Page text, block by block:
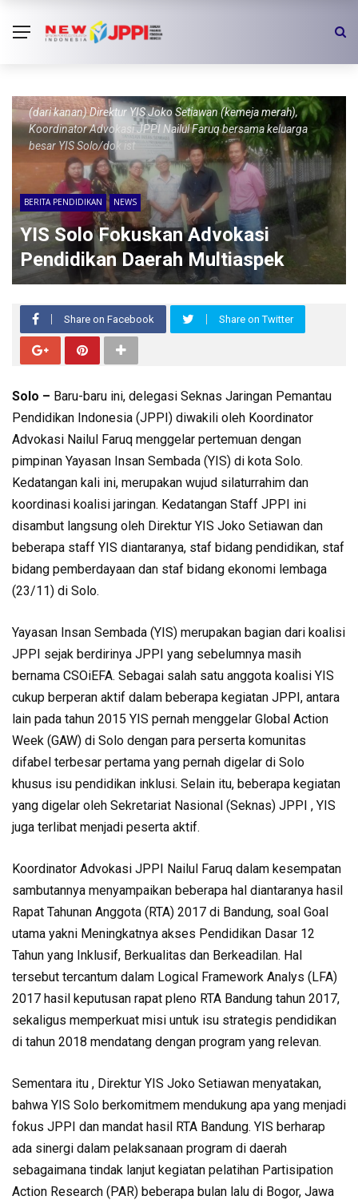
(dari kanan) Direktur YIS Joko Setiawan (kemeja merah),
Koordinator Advokasi JPPI Nailul Faruq bersama keluarga
besar YIS Solo/dok ist
BERITA PENDIDIKAN NEWS
YIS Solo Fokuskan Advokasi
Pendidikan Daerah Multiaspek
Share on Facebook Share on Twitter
Solo – Baru-baru ini, delegasi Seknas Jaringan Pemantau
Pendidikan Indonesia (JPPI) diwakili oleh Koordinator
Advokasi Nailul Faruq menggelar pertemuan dengan
pimpinan Yayasan Insan Sembada (YIS) di kota Solo.
Kedatangan kali ini, merupakan wujud silaturrahim dan
koordinasi koalisi jaringan. Kedatangan Staff JPPI ini
disambut langsung oleh Direktur YIS Joko Setiawan dan
beberapa staff YIS diantaranya, staf bidang pendidikan, staf
bidang pemberdayaan dan staf bidang ekonomi lembaga
(23/11) di Solo.
Yayasan Insan Sembada (YIS) merupakan bagian dari koalisi
JPPI sejak berdirinya JPPI yang sebelumnya masih
bernama CSOiEFA. Sebagai salah satu anggota koalisi YIS
cukup berperan aktif dalam beberapa kegiatan JPPI, antara
lain pada tahun 2015 YIS pernah menggelar Global Action
Week (GAW) di Solo dengan para perserta komunitas
difabel terbesar pertama yang pernah digelar di Solo
khusus isu pendidikan inklusi. Selain itu, beberapa kegiatan
yang digelar oleh Sekretariat Nasional (Seknas) JPPI , YIS
juga terlibat menjadi peserta aktif.
Koordinator Advokasi JPPI Nailul Faruq dalam kesempatan
sambutannya menyampaikan beberapa hal diantaranya hasil
Rapat Tahunan Anggota (RTA) 2017 di Bandung, soal Goal
utama yakni Meningkatnya akses Pendidikan Dasar 12
Tahun yang Inklusif, Berkualitas dan Berkeadilan. Hal
tersebut tercantum dalam Logical Framework Analys (LFA)
2017 hasil keputusan rapat pleno RTA Bandung tahun 2017,
sekaligus memperkuat misi untuk isu strategis pendidikan
di tahun 2018 mendatang dengan program yang relevan.
Sementara itu , Direktur YIS Joko Setiawan menyatakan,
bahwa YIS Solo berkomitmem mendukung apa yang menjadi
fokus JPPI dan mandat hasil RTA Bandung. YIS berharap
ada sinergi dalam pelaksanaan program di daerah
sebagaimana tindak lanjut kegiatan pelatihan Partisipation
Action Research (PAR) beberapa bulan lalu di Bogor, Jawa